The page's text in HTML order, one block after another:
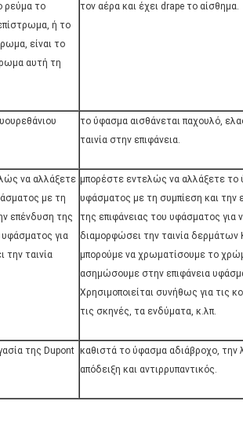
ρεύμα το
ή το
είναι το
αυτή τη
τον αέρα και έχει drape το αίσθημα.
το ύφασμα αισθάνεται παχουλό,
ταινία στην επιφάνεια.
να αλλάξετε
με τη
επένδυση της
υφάσματος για
την ταινία
μπορέστε εντελώς να αλλάξετε το
υφάσματος με τη συμπίεση και την
της επιφάνειας του υφάσματος για
διαμορφώσει την ταινία δερμάτων
μπορούμε να χρωματίσουμε το
ασημώσουμε στην επιφάνεια
Χρησιμοποιείται συνήθως για τις
τις σκηνές, τα ενδύματα, κ.λπ.
της Dupont καθιστά το ύφασμα αδιάβροχο, την
απόδειξη και αντιρρυπαντικός.